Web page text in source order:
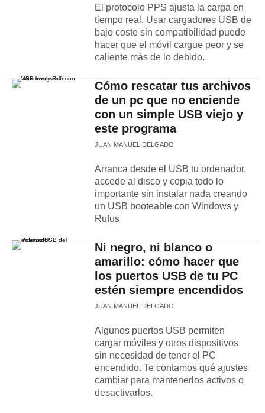
El protocolo PPS ajusta la carga en
tiempo real. Usar cargadores USB de
bajo coste sin compatibilidad puede
hacer que el móvil cargue peor y se
caliente más de lo debido.
Cómo rescatar tus archivos
de un pc que no enciende
con un simple USB viejo y
este programa
JUAN MANUEL DELGADO
Arranca desde el USB tu ordenador,
accede al disco y copia todo lo
importante sin instalar nada creando
un USB booteable con Windows y
Rufus
Ni negro, ni blanco o
amarillo: cómo hacer que
los puertos USB de tu PC
estén siempre encendidos
JUAN MANUEL DELGADO
Algunos puertos USB permiten
cargar móviles y otros dispositivos
sin necesidad de tener el PC
encendido. Te contamos qué ajustes
cambiar para mantenerlos activos o
desactivarlos.